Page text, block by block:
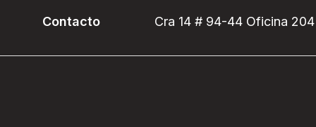
Contacto Cra 14 # 94-44 Oficina 204